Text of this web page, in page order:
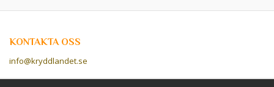
KONTAKTA OSS
info@kryddlandet.se